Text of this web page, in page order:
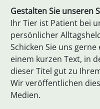
Gestalten Sie unseren
Ihr Tier ist Patient bei
persönlicher
Schicken Sie uns
einem kurzen Text, in
dieser Titel gut zu
Wir veröffentlichen
Medien.